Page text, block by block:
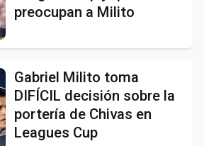
preocupan a Milito
Gabriel Milito toma
DIFÍCIL decisión sobre la
portería de Chivas en
Leagues Cup